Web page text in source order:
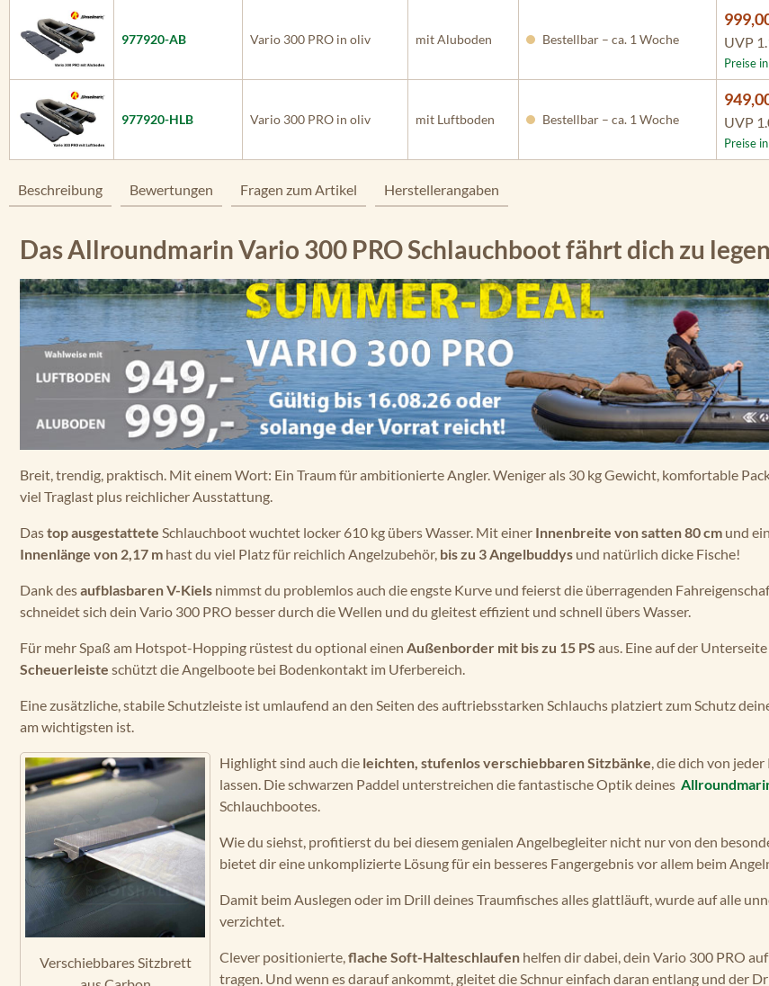
977920-AB Vario 300 PRO in oliv mit Aluboden Bestellbar – ca. 1 Woche UVP
Preise
977920-HLB Vario 300 PRO in oliv mit Luftboden Bestellbar – ca. 1 Woche UVP
Preise
Beschreibung Bewertungen Fragen zum Artikel Herstellerangaben
Das Allroundmarin Vario 300 PRO Schlauchboot fährt dich zu
Breit, trendig, praktisch. Mit einem Wort: Ein Traum für ambitionierte Angler. Weniger als 30 kg Gewicht, komfortable
viel Traglast plus reichlicher Ausstattung.
Dastop ausgestattete Schlauchboot wuchtet locker 610 kg übers Wasser. Mit einer Innenbreite von satten 80 cm und
Innenlänge von 2,17 m hast du viel Platz für reichlich Angelzubehör, bis zu 3 Angelbuddys und natürlich dicke Fische!
Dank desaufblasbaren V-Kiels nimmst du problemlos auch die engste Kurve und feierst die überragenden
schneidet sich dein Vario 300 PRO besser durch die Wellen und du gleitest effizient und schnell übers Wasser.
Für mehr Spaß am Hotspot-Hopping rüstest du optional einen Außenborder mit bis zu 15 PS aus. Eine auf der Unterseite
Scheuerleiste schützt die Angelboote bei Bodenkontakt im Uferbereich.
Eine zusätzliche, stabile Schutzleiste ist umlaufend an den Seiten des auftriebsstarken Schlauchs platziert zum Schutz
am wichtigsten ist.
Verschiebbares Sitzbrett
Highlight sind auch die leichten, stufenlos verschiebbaren Sitzbänke, die dich von
lassen. Die schwarzen Paddel unterstreichen die fantastische Optik deines
Schlauchbootes.
Wie du siehst, profitierst du bei diesem genialen Angelbegleiter nicht nur von den
bietet dir eine unkomplizierte Lösung für ein besseres Fangergebnis vor allem beim
Damit beim Auslegen oder im Drill deines Traumfisches alles glattläuft, wurde auf alle
verzichtet.
Clever positionierte,flache Soft-Halteschlaufen helfen dir dabei, dein Vario 300 PRO
tragen. Und wenn es darauf ankommt, gleitet die Schnur einfach daran entlang und der